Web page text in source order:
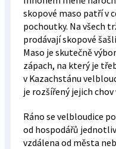
skopové maso patří v
pochoutky. Na všech
prodávají skopové
Maso je skutečně
zápach, na který je
v Kazachstánu
je rozšířený jejich chov
Ráno se velbloudice
od hospodářů
vzdálena od města